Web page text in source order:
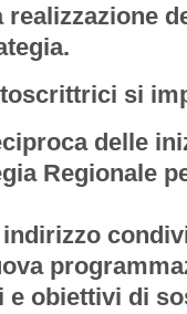
realizzazione
si
delle
Regionale
e obiettivi di